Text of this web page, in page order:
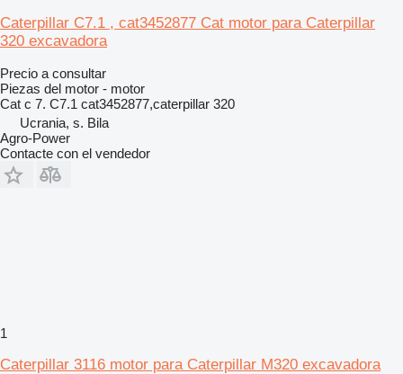
Caterpillar C7.1 , cat3452877 Cat motor para Caterpillar
320 excavadora
Precio a consultar
Piezas del motor - motor
Cat c 7. C7.1 cat3452877,caterpillar 320
Ucrania, s. Bila
Agro-Power
Contacte con el vendedor
1
Caterpillar 3116 motor para Caterpillar M320 excavadora